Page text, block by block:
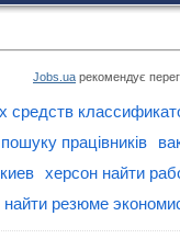
Jobs.ua рекомендує
средств
працівників
херсон найти
найти резюме